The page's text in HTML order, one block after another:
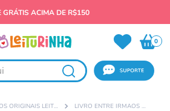
GRÁTIS ACIMA DE R$150
0
LIVROS ORIGINAIS LEITURINHA LIVRO ENTRE IRMÃOS - ORIGINAL LEITURINHA